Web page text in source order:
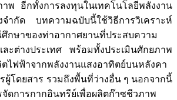
พ อีกทั้งการลงทุนในเทคโนโลยีพลังงาน
จำกัด บทความฉบับนี้ใช้วิธีการวิเคราะห์
กษาของท่าอากาศยานที่ประสบความ
ละต่างประเทศ พร้อมทั้งประเมินศักยภาพ
ไฟฟ้าจากพลังงานแสงอาทิตย์บนหลังคา
ผู้โดยสาร รวมถึงพื้นที่ว่างอื่น ๆ นอกจากนี้
ดการกากอินทรีย์เพื่อผลิตก๊าซชีวภาพ